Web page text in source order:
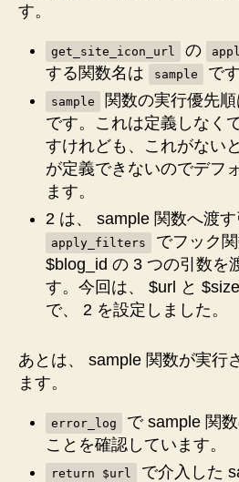
す。
get_site_icon_url の
する関数名は
sample です
sample
関数の実行優先
です。これは定義しなく
すけれども、これがない
が定義できないのでデフ
ます。
2 は、 sample 関数へ渡す
apply_filters
でフック
$blog_id の 3 つの引数を
す。今回は、 $url と
で、 2 を設定しました。
あとは、 sample 関数が実行
ます。
error_log
で sample 関
ことを確認しています。
return $url で介入した